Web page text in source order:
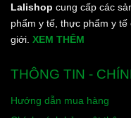
Lalishop cung cấp các
phẩm y tế, thực phẩm y
giới. XEM THÊM
THÔNG TIN -
Hướng dẫn mua hàng